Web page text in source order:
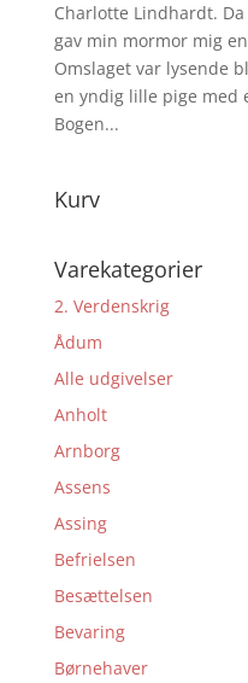
Charlotte Lindhardt.
gav min mormor mig
Omslaget var lysende
en yndig lille pige med
Bogen...
Kurv
Varekategorier
2. Verdenskrig
Ådum
Alle udgivelser
Anholt
Arnborg
Assens
Assing
Befrielsen
Besættelsen
Bevaring
Børnehaver